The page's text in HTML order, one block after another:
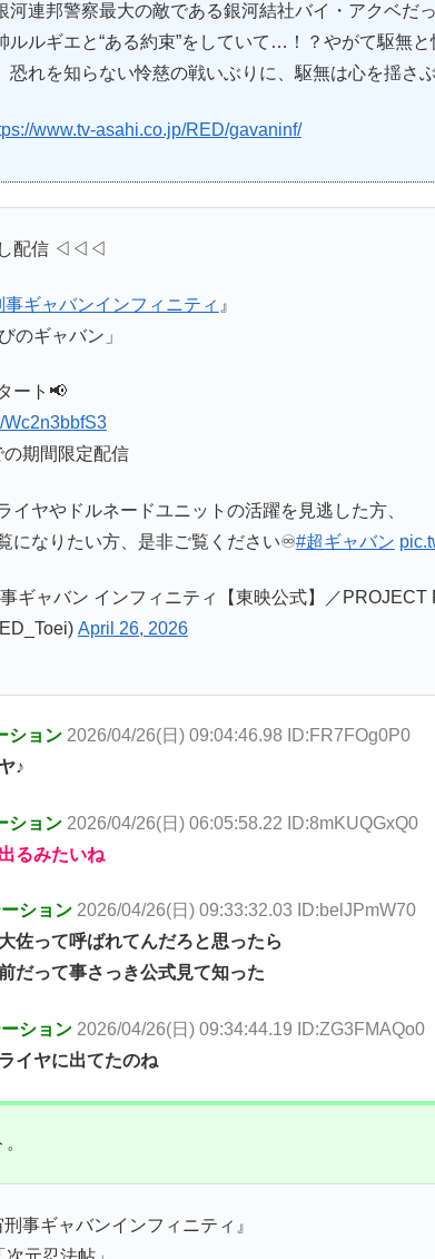
河連邦警察最大の敵である銀河結社バイ・アクベだ
ルルギエと“ある約束”をしていて…！？やがて駆無
恐れを知らない怜慈の戦いぶりに、駆無は心を揺さ
www.tv-asahi.co.jp/RED/gavaninf/
配信 ◁◁◁
ギャバンインフィニティ 』
のギャバン」
ート📢
Wc2n3bbfS3
期間限定配信
イヤやドルネードユニットの活躍を見逃した方、
になりたい方、是非ご覧ください♾️#超ギャバン
ギャバン インフィニティ【東映公式】／PROJECT
April 26, 2026
ション 2026/04/26(日) 09:04:46.98 ID:FR7FOg0P0
♪
ション 2026/04/26(日) 06:05:58.22 ID:8mKUQGxQ0
るみたいね
ション 2026/04/26(日) 09:33:32.03 ID:belJPmW70
佐って呼ばれてんだろと思ったら
だって事さっき公式見て知った
ション 2026/04/26(日) 09:34:44.19 ID:ZG3FMAQo0
イヤに出てたのね
刑事ギャバンインフィニティ』